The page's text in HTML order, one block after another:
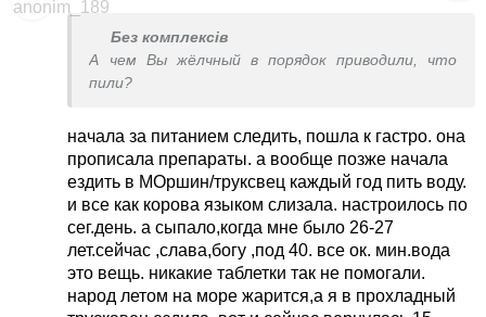
Без комплексів
А чем Вы жёлчный в порядок приводили, что
пили?
начала за питанием следить, пошла к гастро. она
прописала препараты. а вообще позже начала
ездить в МОршин/труксвец каждый год пить воду.
и все как корова языком слизала. настроилось по
сег.день. а сыпало,когда мне было 26-27
лет.сейчас ,слава,богу ,под 40. все ок. мин.вода
это вещь. никакие таблетки так не помогали.
народ летом на море жарится,а я в прохладный